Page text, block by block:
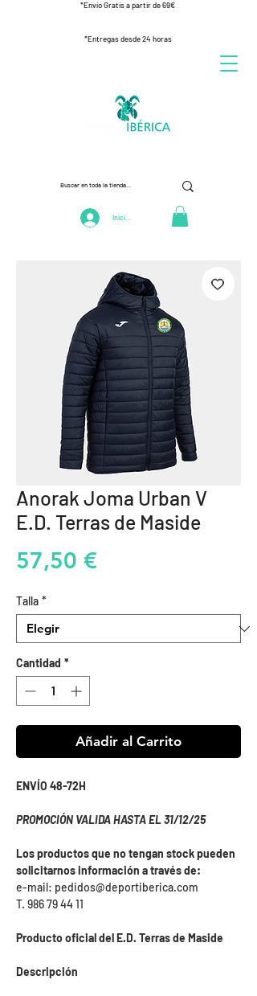
*Envío Gratis a partir de 69€
*Entregas desde 24 horas
Iniciar Sesión
Anorak Joma Urban V
E.D. Terras de Maside
57,50 €Precio
Talla *
Cantidad *
Añadir al Carrito
ENVÍO 48-72H
PROMOCIÓN VALIDA HASTA EL 31/12/25
Los productos que no tengan stock pueden
solicitarnos información a través de:
e-mail: pedidos@deportiberica.com
T. 986 79 44 11
Producto oficial del E.D. Terras de Maside
Descripción